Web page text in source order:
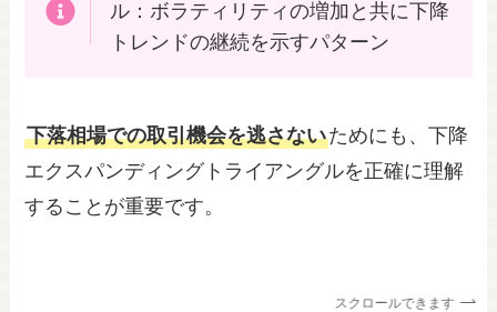
ル：ボラティリティの増加と共に下降
トレンドの継続を示すパターン
下落相場での取引機会を逃さないためにも、下降
エクスパンディングトライアングルを正確に理解
することが重要です。
スクロールできます